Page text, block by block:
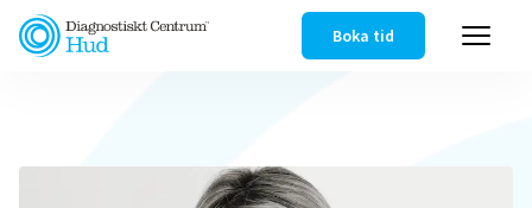
Boka tid